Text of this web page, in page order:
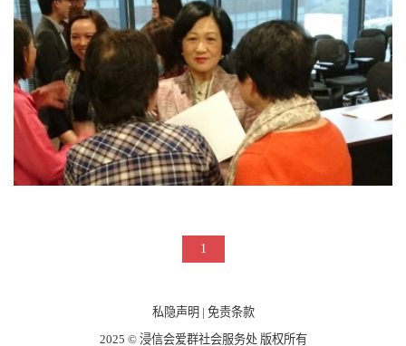
1
私隐声明 | 免责条款
2025 © 浸信会爱群社会服务处 版权所有